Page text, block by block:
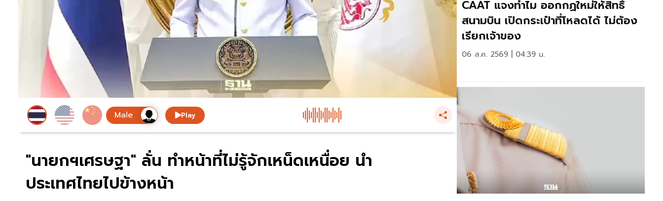
Play
"นายกฯเศรษฐา" ลั่น ทำหน้าที่ไม่รู้จักเหน็ดเหนื่อย นำ
ประเทศไทยไปข้างหน้า
CAAT แจงทำไม ออกกฏใหม่ให้สิทธิ์
สนามบิน เปิดกระเป๋าที่โหลดได้ ไม่ต้อง
เรียกเจ้าของ
06 ส.ค. 2569 | 04:39 น.